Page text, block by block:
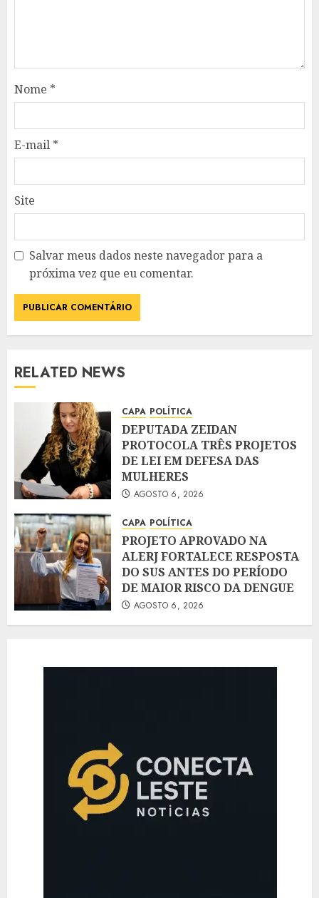
Nome *
E-mail *
Site
Salvar meus dados neste navegador para a
próxima vez que eu comentar.
RELATED NEWS
CAPA POLÍTICA
DEPUTADA ZEIDAN
PROTOCOLA TRÊS PROJETOS
DE LEI EM DEFESA DAS
MULHERES
AGOSTO 6, 2026
CAPA POLÍTICA
PROJETO APROVADO NA
ALERJ FORTALECE RESPOSTA
DO SUS ANTES DO PERÍODO
DE MAIOR RISCO DA DENGUE
AGOSTO 6, 2026